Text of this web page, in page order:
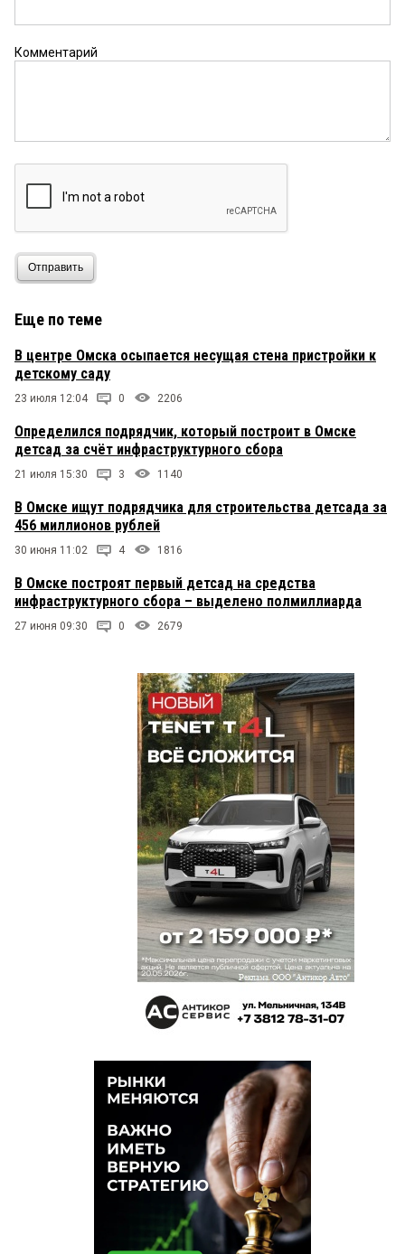
Комментарий
Отправить
Еще по теме
В центре Омска осыпается несущая стена пристройки к
детскому саду
23 июля 12:04 0 2206
Определился подрядчик, который построит в Омске
детсад за счёт инфраструктурного сбора
21 июля 15:30 3 1140
В Омске ищут подрядчика для строительства детсада за
456 миллионов рублей
30 июня 11:02 4 1816
В Омске построят первый детсад на средства
инфраструктурного сбора – выделено полмиллиарда
27 июня 09:30 0 2679